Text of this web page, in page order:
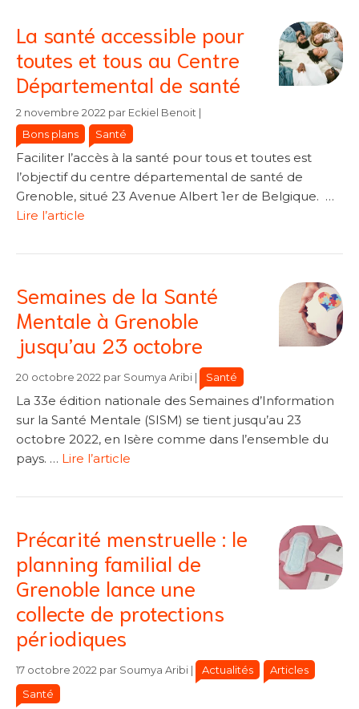
La santé accessible pour
toutes et tous au Centre
Départemental de santé
2 novembre 2022 par Eckiel Benoit
Bons plans Santé
Faciliter l’accès à la santé pour tous et toutes est
l’objectif du centre départemental de santé de
Grenoble, situé 23 Avenue Albert 1er de Belgique. …
Lire l’article
Semaines de la Santé
Mentale à Grenoble
jusqu’au 23 octobre
20 octobre 2022 par Soumya Aribi Catégories
Catégories
Santé
La 33e édition nationale des Semaines d’Information
sur la Santé Mentale (SISM) se tient jusqu’au 23
octobre 2022, en Isère comme dans l’ensemble du
pays. … Lire l’article
Précarité menstruelle : le
planning familial de
Grenoble lance une
collecte de protections
périodiques
17 octobre 2022 par Soumya Aribi Catégories
Catégories
Actualités
Articles
Santé